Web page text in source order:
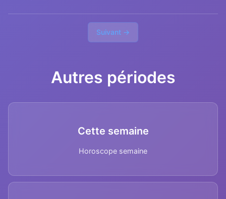
Suivant →
Autres périodes
Cette semaine
Horoscope semaine